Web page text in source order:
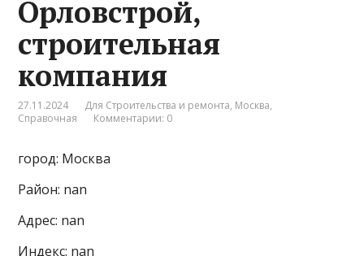
Орловстрой,
строительная
компания
27.11.2024 Для Строительства и ремонта, Москва,
Справочная
Комментарии: 0
город: Москва
Район: nan
Адрес: nan
Индекс: nan